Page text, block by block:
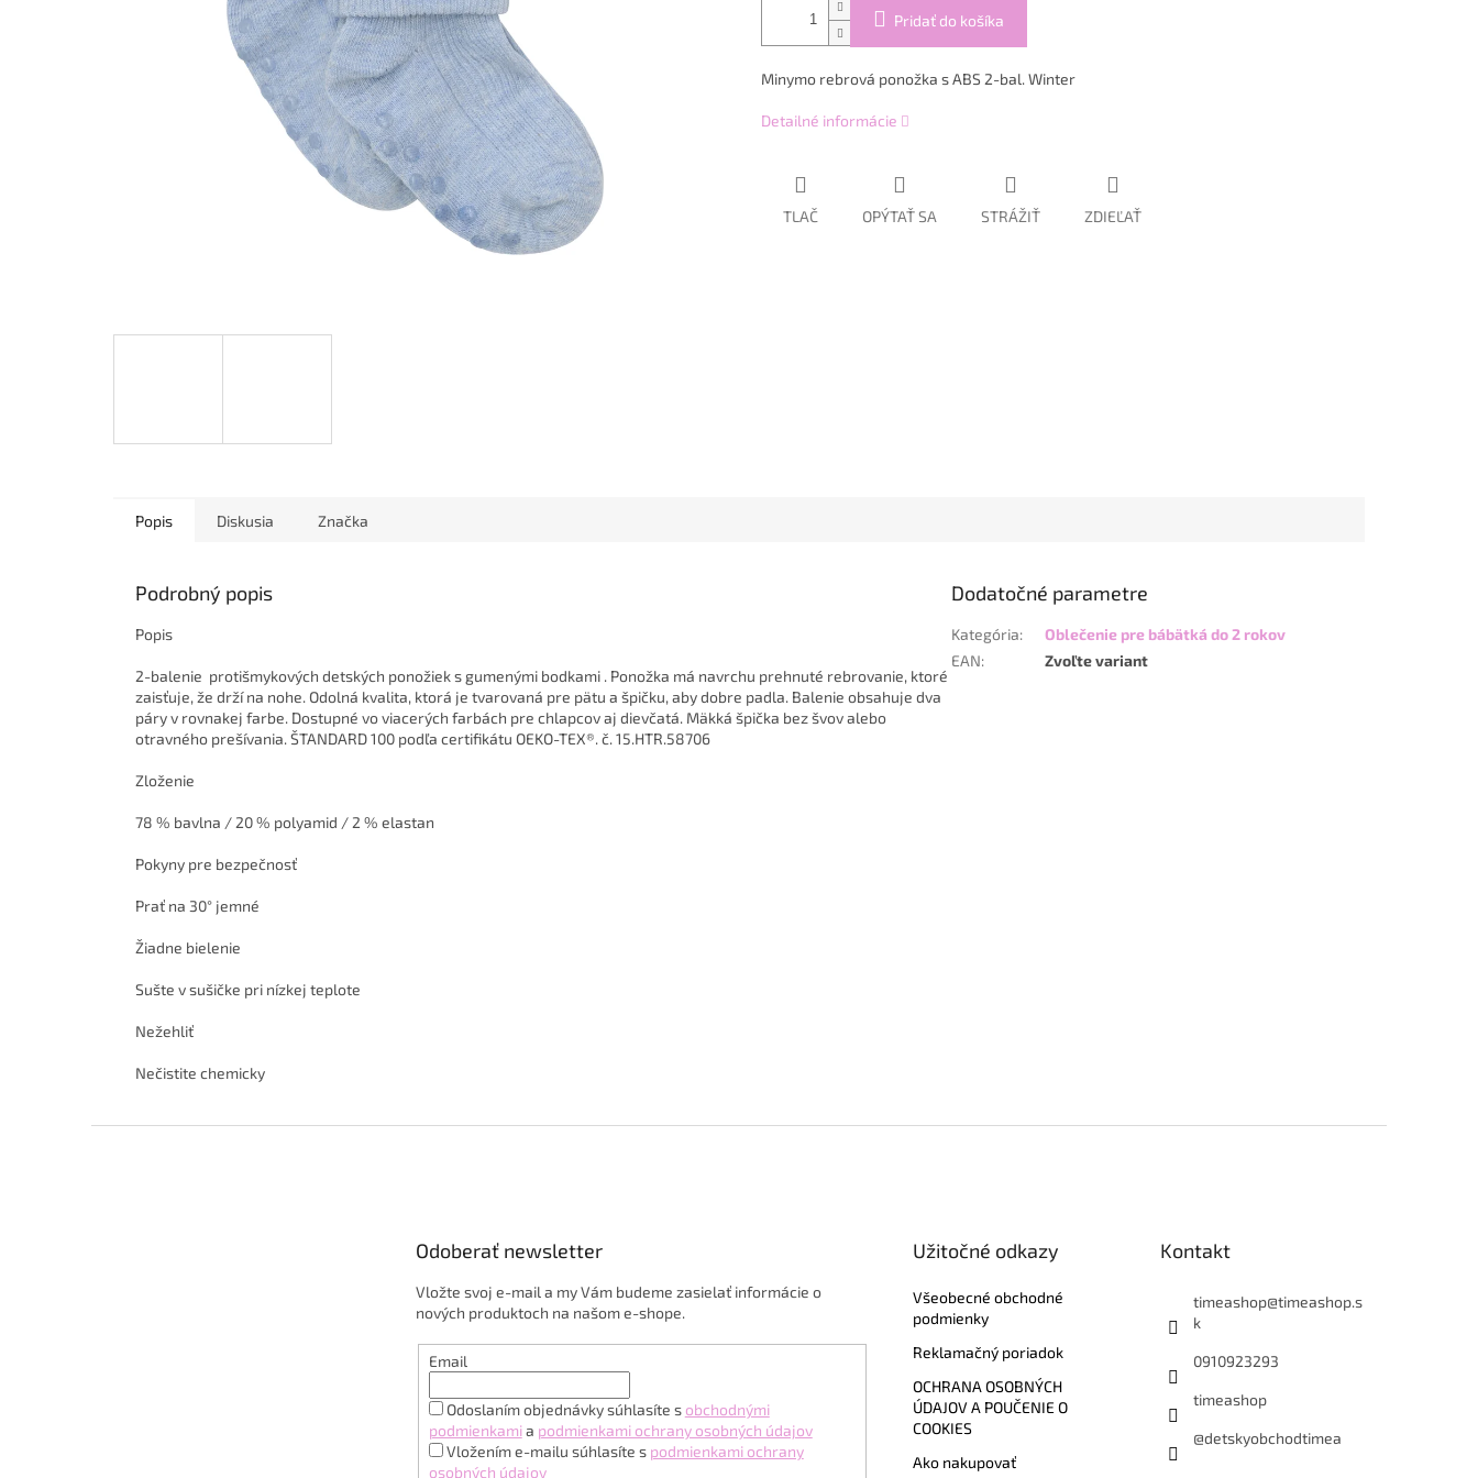
Pridať do košíka
Minymo rebrová ponožka s ABS 2-bal. Winter
Detailné informácie
TLAČ OPÝTAŤ SA STRÁŽIŤ ZDIEĽAŤ
Popis Diskusia Značka
Podrobný popis
Popis
2-balenie protišmykových detských ponožiek s gumenými bodkami . Ponožka má navrchu prehnuté rebrovanie, ktoré
zaisťuje, že drží na nohe. Odolná kvalita, ktorá je tvarovaná pre pätu a špičku, aby dobre padla. Balenie obsahuje dva
páry v rovnakej farbe. Dostupné vo viacerých farbách pre chlapcov aj dievčatá. Mäkká špička bez švov alebo
otravného prešívania. ŠTANDARD 100 podľa certifikátu OEKO-TEX®. č. 15.HTR.58706
Zloženie
78 % bavlna / 20 % polyamid / 2 % elastan
Pokyny pre bezpečnosť
Prať na 30° jemné
Žiadne bielenie
Sušte v sušičke pri nízkej teplote
Nežehliť
Nečistite chemicky
Dodatočné parametre
Kategória:
Oblečenie pre bábätká do 2 rokov
EAN: Zvoľte variant
Odoberať newsletter
Vložte svoj e-mail a my Vám budeme zasielať informácie o
nových produktoch na našom e-shope.
Email
Odoslaním objednávky súhlasíte s obchodnými
podmienkamia podmienkami ochrany osobných údajov
Vložením e-mailu súhlasíte s podmienkami ochrany
osobných údajov
Užitočné odkazy
Všeobecné obchodné
podmienky
Reklamačný poriadok
OCHRANA OSOBNÝCH
ÚDAJOV A POUČENIE O
COOKIES
Ako nakupovať
Kontakt
timeashop@timeashop.s
k
0910923293
timeashop
@detskyobchodtimea